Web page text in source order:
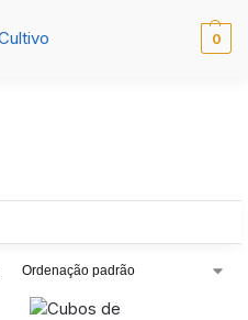
0